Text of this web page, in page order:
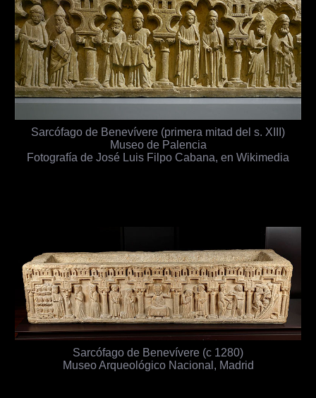
Sarcófago de Benevívere (primera mitad del s. XIII)
Museo de Palencia
Fotografía de José Luis Filpo Cabana, en Wikimedia
Sarcófago de Benevívere (c 1280)
Museo Arqueológico Nacional, Madrid